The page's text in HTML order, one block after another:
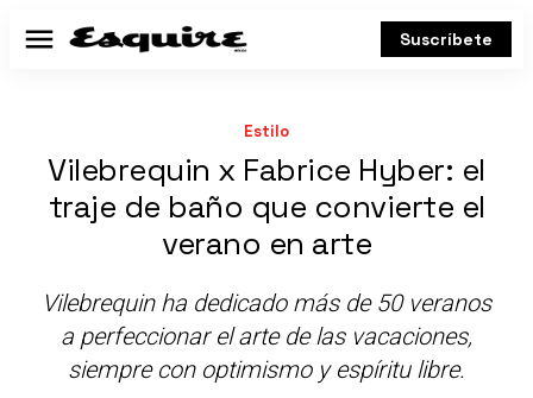
Menú Suscríbete
Estilo
Vilebrequin x Fabrice Hyber: el
traje de baño que convierte el
verano en arte
Vilebrequin ha dedicado más de 50 veranos
a perfeccionar el arte de las vacaciones,
siempre con optimismo y espíritu libre.